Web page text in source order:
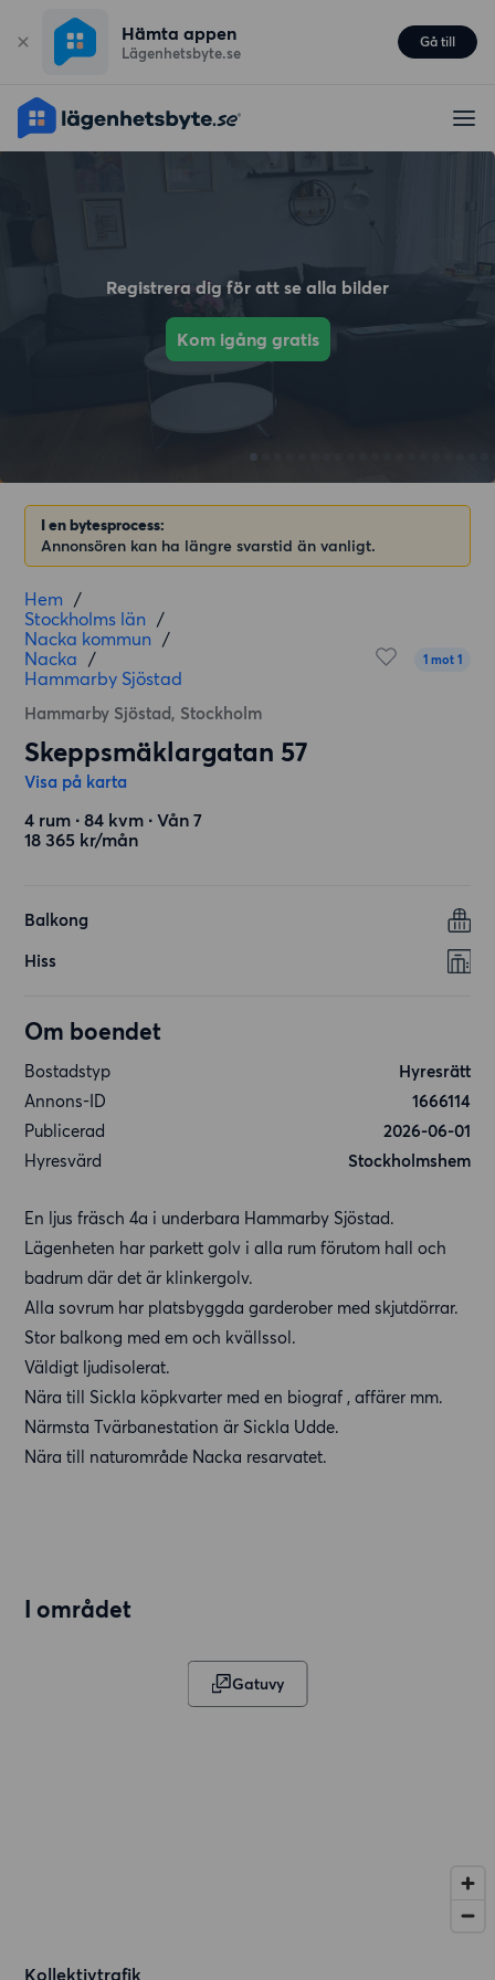
Hämta appen
Lägenhetsbyte.se
Gå till
Registrera dig för att se alla bilder
Kom igång gratis
I en bytesprocess:
Annonsören kan ha längre svarstid än vanligt.
Hem /
Stockholms län /
Nacka kommun /
Nacka /
Hammarby Sjöstad
Hammarby Sjöstad, Stockholm
1 mot 1
Skeppsmäklargatan 57
Visa på karta
4 rum ∙ 84 kvm ∙ Vån 7
18 365 kr/mån
Balkong
Hiss
Om boendet
Bostadstyp
Hyresrätt
Annons-ID
1666114
Publicerad
2026-06-01
Hyresvärd
Stockholmshem
En ljus fräsch 4a i underbara Hammarby Sjöstad.
Lägenheten har parkett golv i alla rum förutom hall och
badrum där det är klinkergolv.
Alla sovrum har platsbyggda garderober med skjutdörrar.
Stor balkong med em och kvällssol.
Väldigt ljudisolerat.
Nära till Sickla köpkvarter med en biograf , affärer mm.
Närmsta Tvärbanestation är Sickla Udde.
Nära till naturområde Nacka resarvatet.
I området
Gatuvy
Kollektivtrafik